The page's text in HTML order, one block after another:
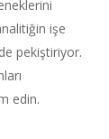
işe
pekiştiriyor.
edin.